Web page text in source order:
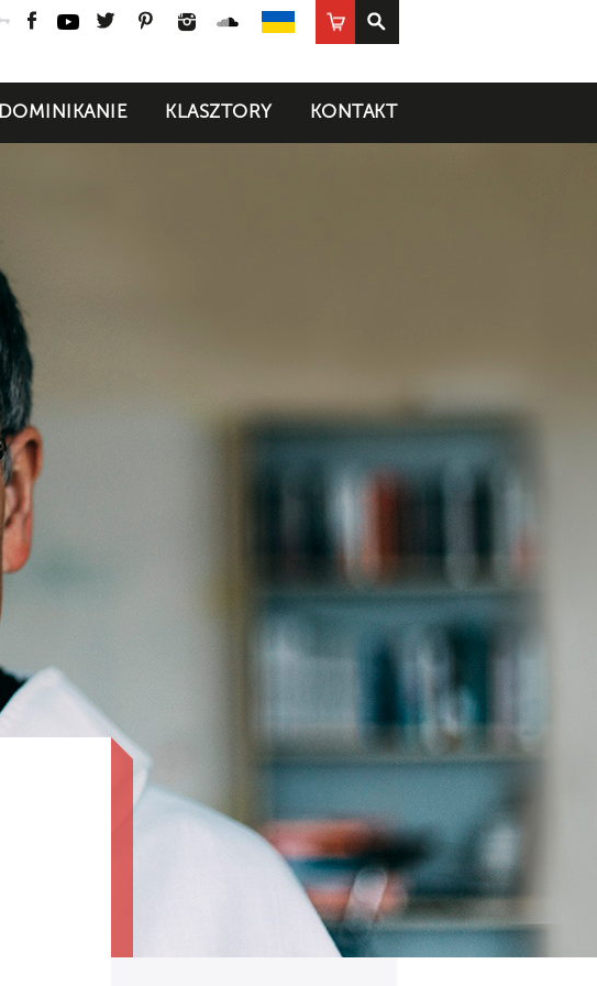
PocztaLogowanie
Facebook
YouTubeTwitterPinterestInstagramSoundCloud
UA
Sklep
KONTAKT
KLASZTORY
DOMINIKANIE